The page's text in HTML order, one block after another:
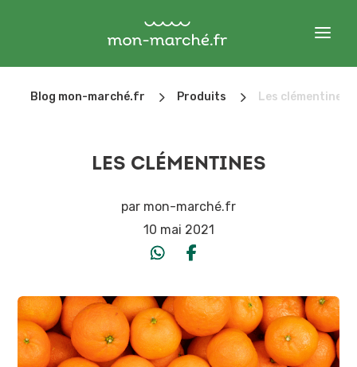
Blog mon-marché.fr 5 Produits 5 Les clémentines
LES CLÉMENTINES
par mon-marché.fr
10 mai 2021